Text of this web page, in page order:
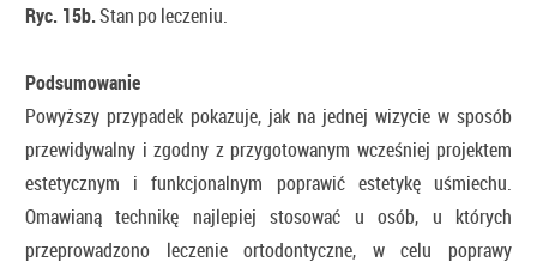
Ryc. 15b.Stan po leczeniu.
Podsumowanie
Powyższy przypadek pokazuje, jak na jednej wizycie w sposób
przewidywalny i zgodny z przygotowanym wcześniej projektem
estetycznym i funkcjonalnym poprawić estetykę uśmiechu.
Omawianą technikę najlepiej stosować u osób, u których
przeprowadzono leczenie ortodontyczne, w celu poprawy